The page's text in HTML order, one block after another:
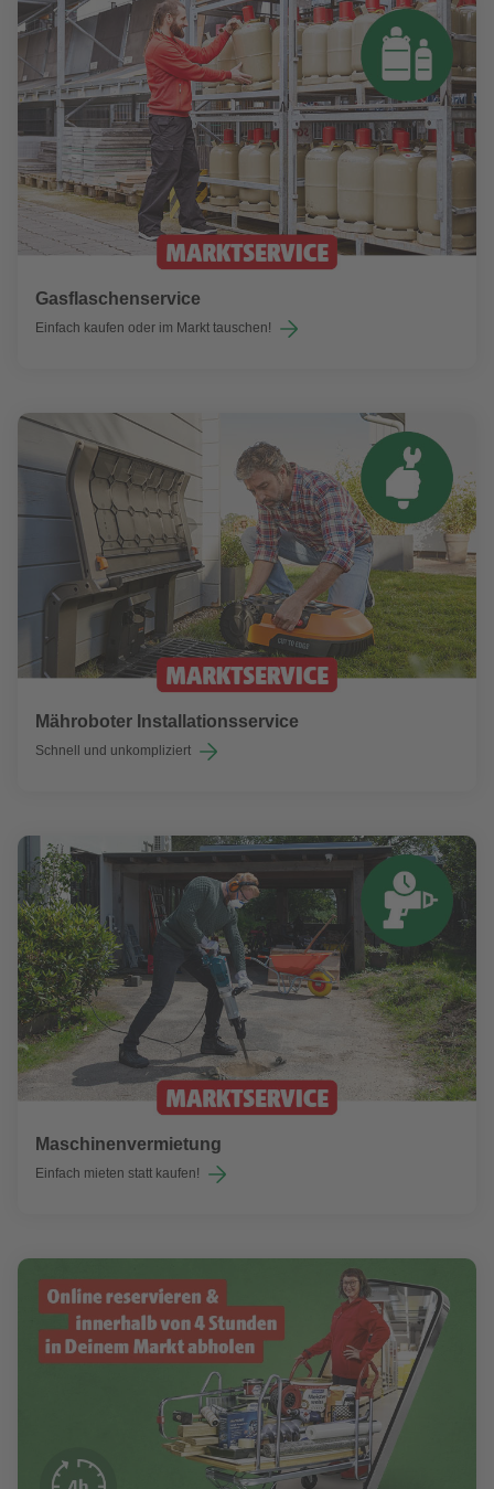
Gasflaschenservice
Einfach kaufen oder im Markt tauschen!
Mähroboter Installationsservice
Schnell und unkompliziert
Maschinenvermietung
Einfach mieten statt kaufen!